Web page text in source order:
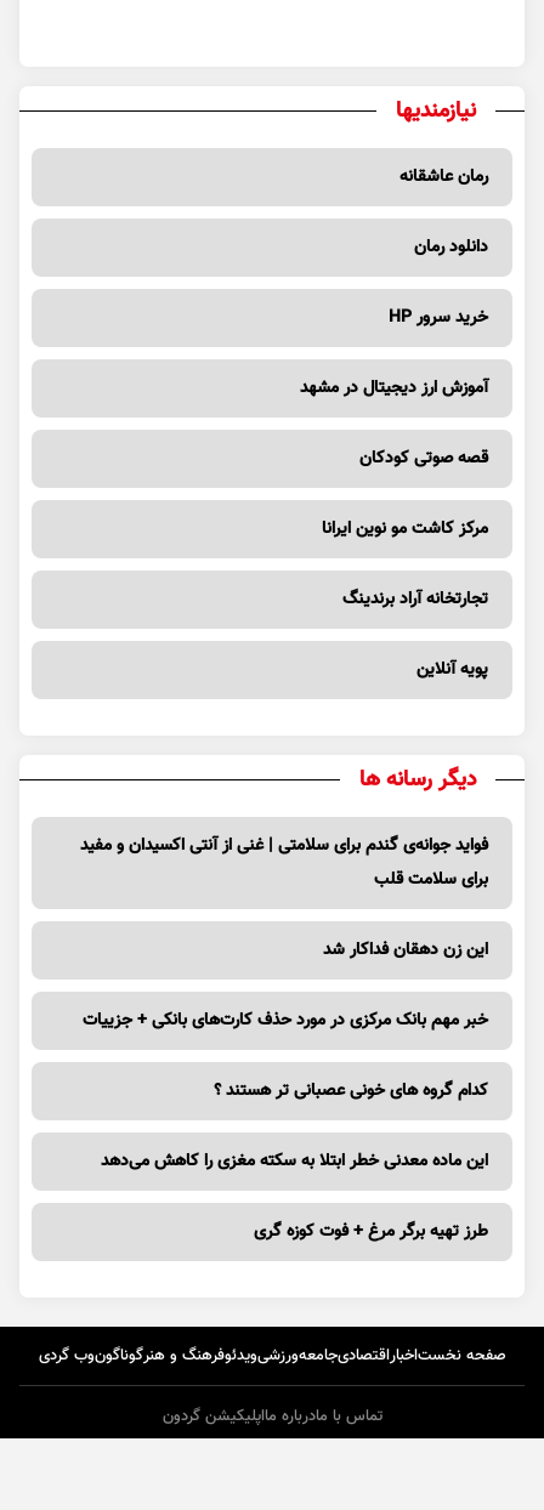
نیازمندیها
رمان عاشقانه
دانلود رمان
خرید سرور HP
آموزش ارز دیجیتال در مشهد
قصه صوتی کودکان
مرکز کاشت مو نوین ایرانا
تجارتخانه آراد برندینگ
پویه آنلاین
دیگر رسانه ها
فواید جوانه‌ی گندم برای سلامتی | غنی از آنتی اکسیدان و مفید
برای سلامت قلب
این زن دهقان فداکار شد
خبر مهم بانک مرکزی در مورد حذف کارت‌های بانکی + جزییات
کدام گروه های خونی عصبانی تر هستند ؟
این ماده معدنی خطر ابتلا به سکته مغزی را کاهش می‌دهد
طرز تهیه برگر مرغ + فوت کوزه گری
صفحه نخستاخباراقتصادیجامعهورزشیویدئوفرهنگ و هنرگوناگونوب گردی
تماس با مادرباره مااپلیکیشن گردون